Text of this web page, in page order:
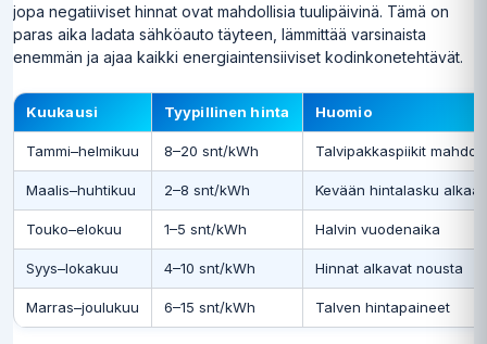
jopa negatiiviset hinnat ovat mahdollisia tuulipäivinä. Tämä on
paras aika ladata sähköauto täyteen, lämmittää varsinaista
enemmän ja ajaa kaikki energiaintensiiviset kodinkonetehtävät.
Kuukausi Tyypillinen hinta Huomio
Tammi–helmikuu 8–20 snt/kWh Talvipakkaspiikit
Maalis–huhtikuu 2–8 snt/kWh Kevään hintalasku alkaa
Touko–elokuu 1–5 snt/kWh Halvin vuodenaika
Syys–lokakuu 4–10 snt/kWh Hinnat alkavat nousta
Marras–joulukuu 6–15 snt/kWh Talven hintapaineet